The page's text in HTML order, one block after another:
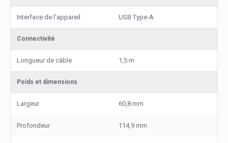
Interface de l'appareil USB Type-A
Connectivité
Longueur de càble 1,5 m
Poids et dimensions
Largeur 60,8 mm
Profondeur 114,9 mm